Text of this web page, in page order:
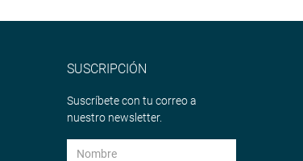
SUSCRIPCIÓN
Suscríbete con tu correo a
nuestro newsletter.